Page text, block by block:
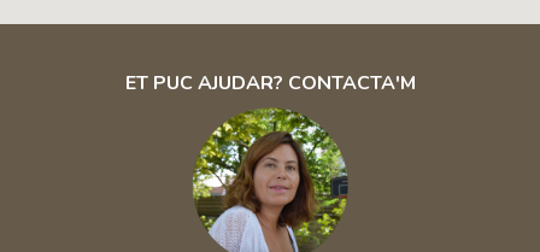
ET PUC AJUDAR? CONTACTA'M